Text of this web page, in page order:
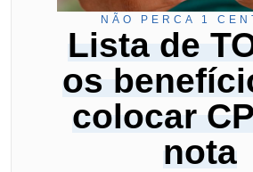
NÃO PERCA 1
Lista de
os
colocar
nota